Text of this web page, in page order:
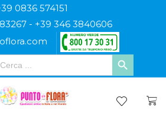
0836 574151
- +39 346 3840606